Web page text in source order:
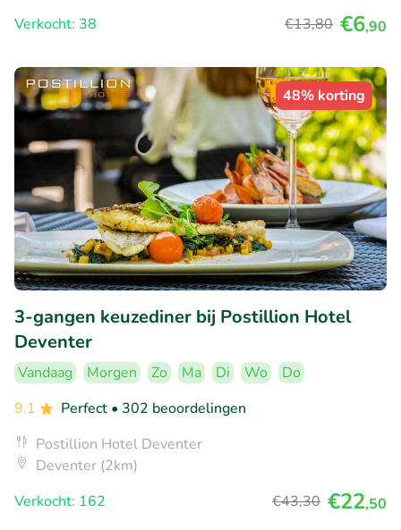
Verkocht: 38
€13,80 €6,90
48% korting
3-gangen keuzediner bij Postillion Hotel
Deventer
Vandaag Morgen Zo Ma Di Wo
Do
9.1
Perfect • 302 beoordelingen
Postillion Hotel Deventer
Deventer (2km)
Verkocht: 162
€43,30 €22,50